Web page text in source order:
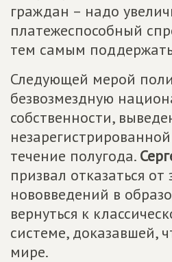
граждан – надо
платежеспособный
тем самым
Следующей мерой
безвозмездную
собственности,
течение полугода.
призвал отказаться
нововведений в
вернуться к
системе, доказавшей,
мире.